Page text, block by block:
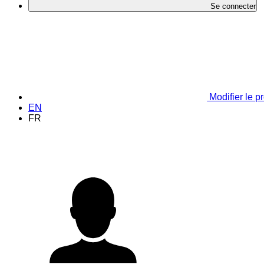
Se connecter
Modifier le
EN
FR